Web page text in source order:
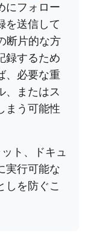
にフォロー
を送信して
断片的な方
録するため
、必要な重
、またはス
まう可能性
ト、ドキュ
実行可能な
しを防ぐこ